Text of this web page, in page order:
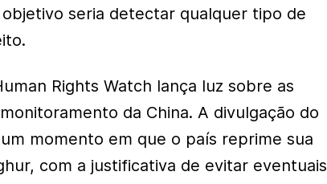
seria detectar qualquer tipo de
Rights Watch lança luz sobre as
da China. A divulgação do
momento em que o país reprime sua
com a justificativa de evitar eventuais